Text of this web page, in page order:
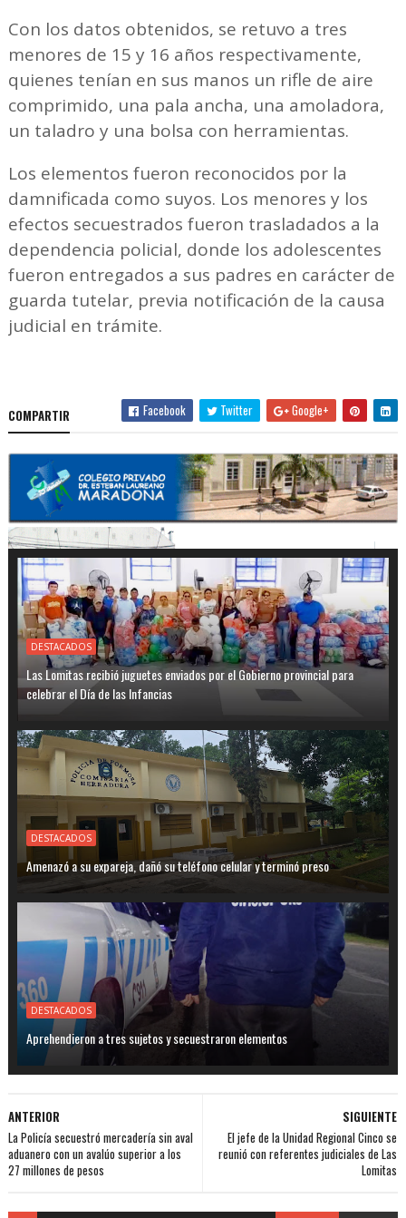
Con los datos obtenidos, se retuvo a tres
menores de 15 y 16 años respectivamente,
quienes tenían en sus manos un rifle de aire
comprimido, una pala ancha, una amoladora,
un taladro y una bolsa con herramientas.
Los elementos fueron reconocidos por la
damnificada como suyos. Los menores y los
efectos secuestrados fueron trasladados a la
dependencia policial, donde los adolescentes
fueron entregados a sus padres en carácter de
guarda tutelar, previa notificación de la causa
judicial en trámite.
COMPARTIR Facebook Twitter Google+
DESTACADOS
Las Lomitas recibió juguetes enviados por el Gobierno provincial para
celebrar el Día de las Infancias
DESTACADOS
Amenazó a su expareja, dañó su teléfono celular y terminó preso
DESTACADOS
Aprehendieron a tres sujetos y secuestraron elementos
SIGUIENTE
El jefe de la Unidad Regional Cinco se
reunió con referentes judiciales de Las
Lomitas
ANTERIOR
La Policía secuestró mercadería sin aval
aduanero con un avalúo superior a los
27 millones de pesos